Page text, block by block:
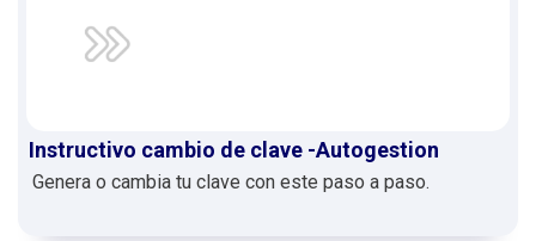
Instructivo cambio de clave -Autogestion
Genera o cambia tu clave con este paso a paso.